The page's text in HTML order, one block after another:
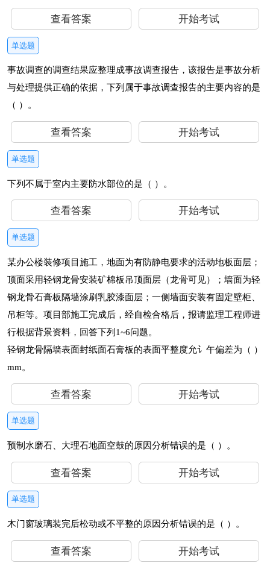
查看答案 开始考试
单选题
事故调查的调查结果应整理成事故调查报告，该报告是事故分析
与处理提供正确的依据，下列属于事故调查报告的主要内容的是
（ ）。
查看答案 开始考试
单选题
下列不属于室内主要防水部位的是（ ）。
查看答案 开始考试
单选题
某办公楼装修项目施工，地面为有防静电要求的活动地板面层；
顶面采用轻钢龙骨安装矿棉板吊顶面层（龙骨可见）；墙面为轻
钢龙骨石膏板隔墙涂刷乳胶漆面层；一侧墙面安装有固定壁柜、
吊柜等。项目部施工完成后，经自检合格后，报请监理工程师进
行根据背景资料，回答下列1~6问题。
轻钢龙骨隔墙表面封纸面石膏板的表面平整度允讠午偏差为（ ）
mm。
查看答案 开始考试
单选题
预制水磨石、大理石地面空鼓的原因分析错误的是（ ）。
查看答案 开始考试
单选题
木门窗玻璃装完后松动或不平整的原因分析错误的是（ ）。
查看答案 开始考试